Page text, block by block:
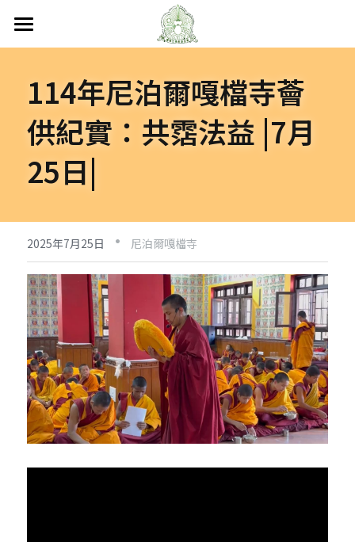
首頁
關於嘎檔
認識嘎檔
傳承祖師
嘎檔修行
嘎檔經藏
阿帝夏大尊者及嘎檔四天
十六圓點
弘法日誌
非洲
越南
法會活動
弘法活動
活動集錦
人文關懷
關懷流浪動物
加入義工
聯絡嘎檔
嘎檔分會
台灣
亞洲
美洲
聯絡我們
立即捐款
114年尼泊爾嘎檔寺薈
供紀實：共霑法益 |7月
25日|
2025年7月25日 · 尼泊爾嘎檔寺